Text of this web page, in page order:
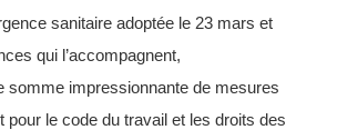
sanitaire adoptée le 23 mars et
qui l’accompagnent,
somme impressionnante de mesures
pour le code du travail et les droits des